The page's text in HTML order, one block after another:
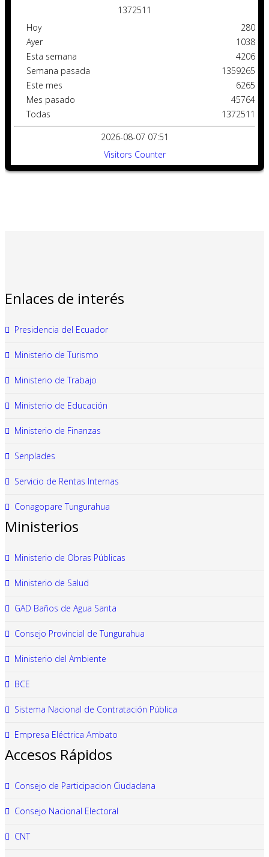
1 37251 1
Hoy
Ayer
Esta semana
Semana pasada
Este mes
Mes pasado
Todas
280
1038
4206
1359265
6265
45764
1372511
2026-08-07 07:51
Visitors Counter
Enlaces de interés
Presidencia del Ecuador
Ministerio de Turismo
Ministerio de Trabajo
Ministerio de Educación
Ministerio de Finanzas
Senplades
Servicio de Rentas Internas
Conagopare Tungurahua
Ministerios
Ministerio de Obras Públicas
Ministerio de Salud
GAD Baños de Agua Santa
Consejo Provincial de Tungurahua
Ministerio del Ambiente
BCE
Sistema Nacional de Contratación Pública
Empresa Eléctrica Ambato
Accesos Rápidos
Consejo de Participacion Ciudadana
Consejo Nacional Electoral
CNT